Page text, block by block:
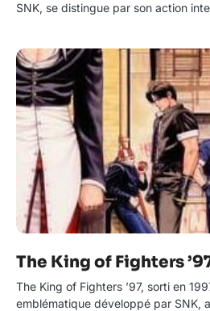
SNK, se distingue par son action
The King of Fighters
The King of Fighters ’97, sorti en
emblématique développé par SNK,